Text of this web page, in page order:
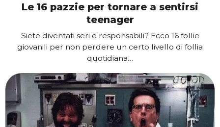
Le 16 pazzie per tornare a sentirsi
teenager
Siete diventati seri e responsabili? Ecco 16 follie
giovanili per non perdere un certo livello di follia
quotidiana…